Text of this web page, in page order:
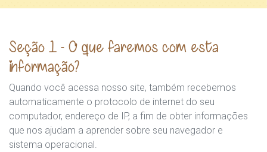
Seção 1 - O que faremos com esta
informação?
Quando você acessa nosso site, também recebemos
automaticamente o protocolo de internet do seu
computador, endereço de IP, a fim de obter informações
que nos ajudam a aprender sobre seu navegador e
sistema operacional.